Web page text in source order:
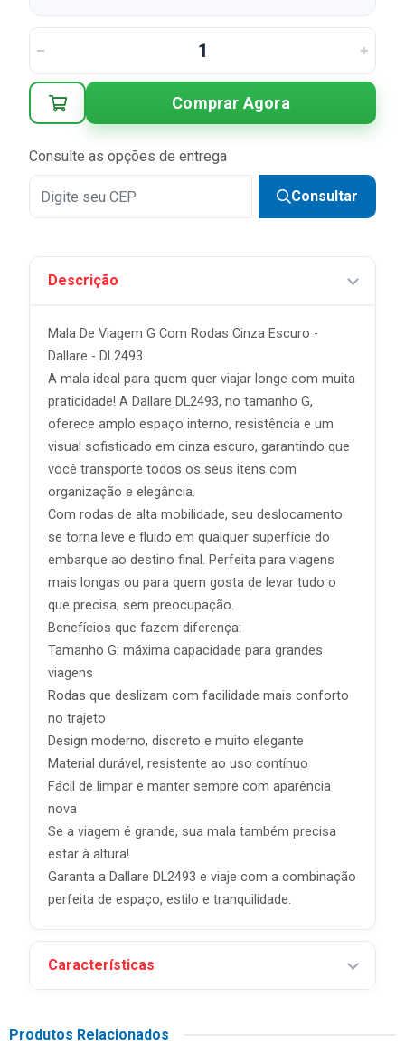
Comprar Agora
Consulte as opções de entrega
Consultar
Descrição
Mala De Viagem G Com Rodas Cinza Escuro -
Dallare - DL2493
A mala ideal para quem quer viajar longe com muita
praticidade! A Dallare DL2493, no tamanho G,
oferece amplo espaço interno, resistência e um
visual sofisticado em cinza escuro, garantindo que
você transporte todos os seus itens com
organização e elegância.
Com rodas de alta mobilidade, seu deslocamento
se torna leve e fluido em qualquer superfície do
embarque ao destino final. Perfeita para viagens
mais longas ou para quem gosta de levar tudo o
que precisa, sem preocupação.
Benefícios que fazem diferença:
Tamanho G: máxima capacidade para grandes
viagens
Rodas que deslizam com facilidade mais conforto
no trajeto
Design moderno, discreto e muito elegante
Material durável, resistente ao uso contínuo
Fácil de limpar e manter sempre com aparência
nova
Se a viagem é grande, sua mala também precisa
estar à altura!
Garanta a Dallare DL2493 e viaje com a combinação
perfeita de espaço, estilo e tranquilidade.
Características
Produtos Relacionados